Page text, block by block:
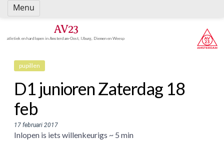
Spring
naar
AV23
atletiek en hardlopen in Amsterdam-Oost, IJburg, Diemen en Weesp
pupillen
D1 junioren Zaterdag 18
feb
17 februari 2017
Inlopen is iets willenkeurigs ~ 5 min
Menu